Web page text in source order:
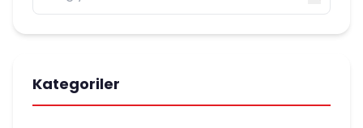
Kategoriler